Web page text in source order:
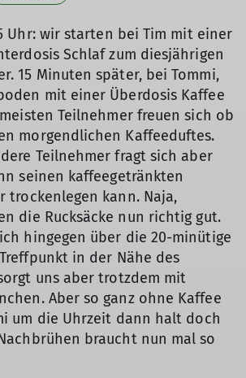
Uhr: wir starten bei Tim mit einer
Schlaf zum diesjährigen
15 Minuten später, bei Tommi,
mit einer Überdosis Kaffee
Teilnehmer freuen sich ob
morgendlichen Kaffeeduftes.
Teilnehmer fragt sich aber
seinen kaffeegetränkten
trockenlegen kann. Naja,
die Rucksäcke nun richtig gut.
hingegen über die 20-minütige
in der Nähe des
uns aber trotzdem mit
Aber so ganz ohne Kaffee
um die Uhrzeit dann halt doch
braucht nun mal so